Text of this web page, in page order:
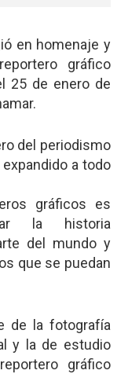
en homenaje y
gráfico
25 de enero de
del periodismo
a todo
gráficos es
la historia
del mundo y
que se puedan
de la fotografía
y la de estudio
gráfico